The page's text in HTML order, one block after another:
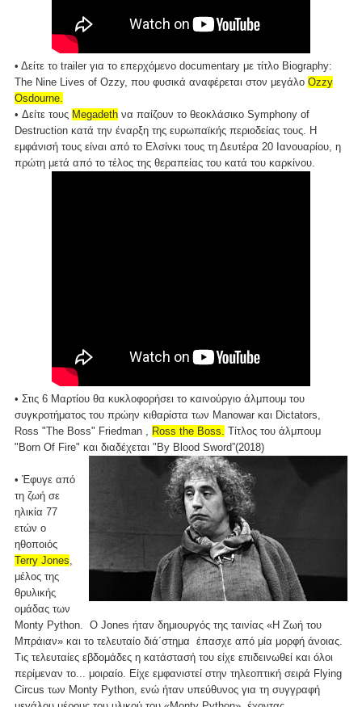
• Δείτε το trailer για το επερχόμενο documentary με τίτλο Biography:
The Nine Lives of Ozzy, που φυσικά αναφέρεται στον μεγάλο Ozzy
Osdourne.
• Δείτε τους Megadeth να παίζουν το θεοκλάσικο Symphony of
Destruction κατά την έναρξη της ευρωπαϊκής περιοδείας τους. Η
εμφάνισή τους είναι από το Ελσίνκι τους τη Δευτέρα 20 Ιανουαρίου, η
πρώτη μετά από το τέλος της θεραπείας του κατά του καρκίνου.
• Στις 6 Μαρτίου θα κυκλοφορήσει το καινούργιο άλμπουμ του
συγκροτήματος του πρώην κιθαρίστα των Manowar και Dictators,
Ross "The Boss" Friedman , Ross the Boss. Τίτλος του άλμπουμ
"Born Of Fire" και διαδέχεται "By Blood Sword”(2018)
• Έφυγε από
τη ζωή σε
ηλικία 77
ετών ο
ηθοποιός
Terry Jones
μέλος της
θρυλικής
ομάδας των
Monty Python. Ο Jones ήταν δημιουργός της ταινίας «Η Ζωή του
Μπράιαν» και το τελευταίο διά΄στημα έπασχε από μία μορφή άνοιας.
Τις τελευταίες εβδομάδες η κατάστασή του είχε επιδεινωθεί και όλοι
περίμεναν το... μοιραίο. Είχε εμφανιστεί στην τηλεοπτική σειρά Flying
Circus των Monty Python, ενώ ήταν υπεύθυνος για τη συγγραφή